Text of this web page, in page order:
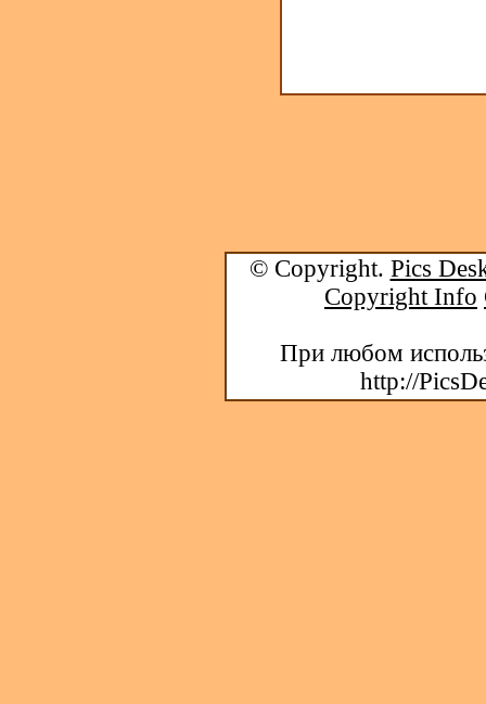
© Copyright. Pics
Copyright Info
При любом
http://